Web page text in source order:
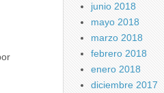
junio 2018
mayo 2018
marzo 2018
febrero 2018
enero 2018
diciembre 2017